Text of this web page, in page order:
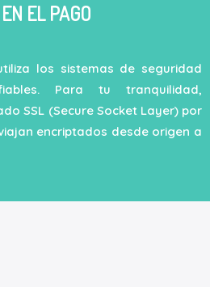
EL PAGO
los sistemas de seguridad
Para tu tranquilidad,
SSL (Secure Socket Layer) por
encriptados desde origen a